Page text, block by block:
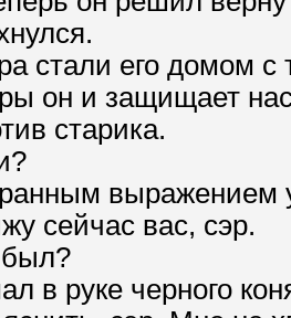
стали его домом
он и защищает
старика.
выражением
сейчас вас, сэр.
в руке черного